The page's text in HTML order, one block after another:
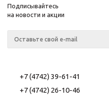
Подписывайтесь
на новости и акции
+7 (4742) 39-61-41
+7 (4742) 26-10-46